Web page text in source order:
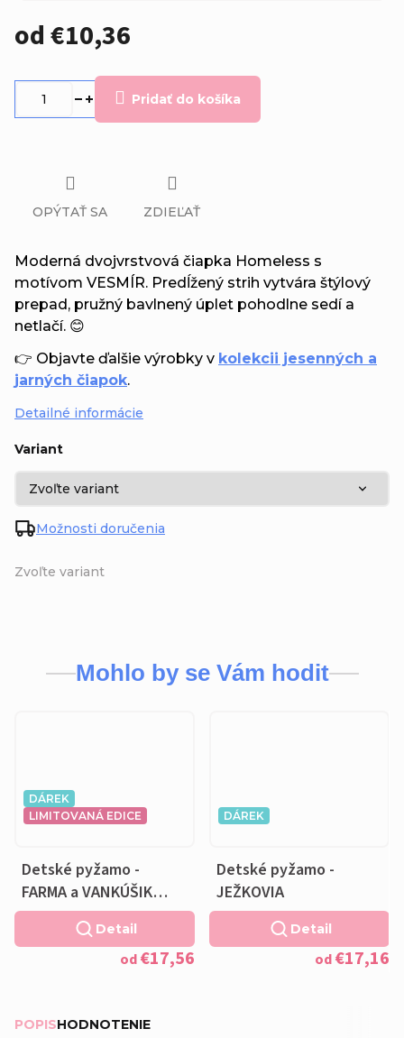
od€10,36
Zvoľte variant
Variant
Možnosti doručenia
Pridať do košíka
Moderná dvojvrstvová čiapka Homeless s
motívom VESMÍR. Predĺžený strih vytvára štýlový
prepad, pružný bavlnený úplet pohodlne sedí a
netlačí. 😊
👉 Objavte ďalšie výrobky v kolekcii jesenných a
jarných čiapok.
Detailné informácie
OPÝTAŤ SA ZDIEĽAŤ
Mohlo by se Vám hodit
DÁREK
LIMITOVANÁ EDICE
Detské pyžamo -
FARMA a VANKÚŠIK
ZADARMO
od€17,56
Detail
DÁREK
Detské pyžamo -
JEŽKOVIA
od€17,16
Detail
POPISHODNOTENIE